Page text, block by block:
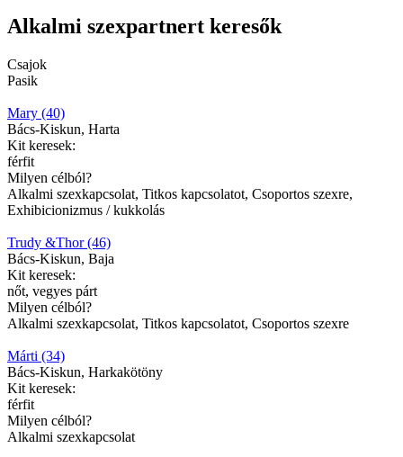
Alkalmi szexpartnert keresők
Csajok
Pasik
Mary (40)
Bács-Kiskun, Harta
Kit keresek:
férfit
Milyen célból?
Alkalmi szexkapcsolat, Titkos kapcsolatot, Csoportos szexre,
Exhibicionizmus / kukkolás
Trudy &Thor (46)
Bács-Kiskun, Baja
Kit keresek:
nőt, vegyes párt
Milyen célból?
Alkalmi szexkapcsolat, Titkos kapcsolatot, Csoportos szexre
Márti (34)
Bács-Kiskun, Harkakötöny
Kit keresek:
férfit
Milyen célból?
Alkalmi szexkapcsolat